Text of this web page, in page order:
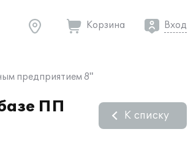
Корзина Вход
предприятием 8"
ПП
К списку